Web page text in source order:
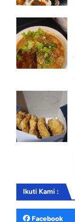
Ikuti Kami :
Facebook